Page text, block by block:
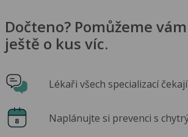
Dočteno? Pomůžeme vám
ještě o kus víc.
Lékaři všech specializací
Naplánujte si prevenci s